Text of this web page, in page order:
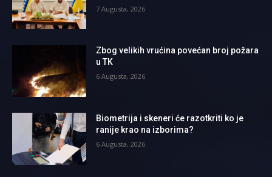
7 Augusta, 2026
Zbog velikih vrućina povećan broj požara
u TK
6 Augusta, 2026
Biometrija i skeneri će razotkriti ko je
ranije krao na izborima?
6 Augusta, 2026